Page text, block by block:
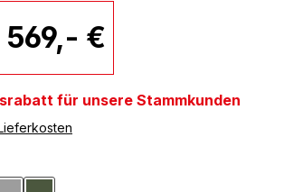
569,- €
für unsere Stammkunden